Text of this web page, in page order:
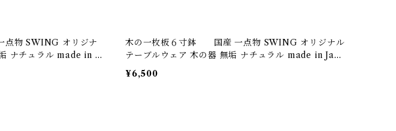
物 SWING オリジナ
木の一枚板６寸鉢 国産 一点物 SWING オリジナル
テーブルウェア 木の器 無垢 ナチュラル made in Japa
n made in Hida Takayama
¥6,500